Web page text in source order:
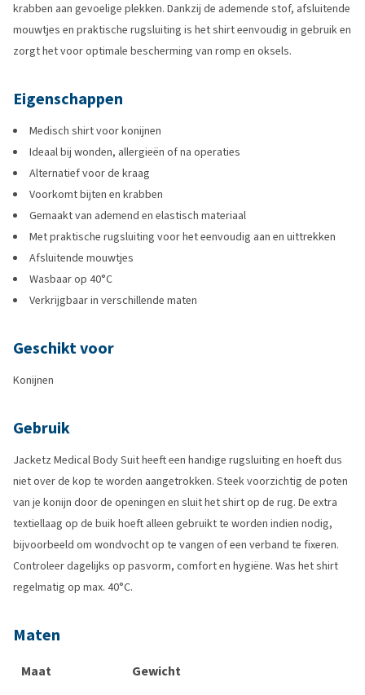
krabben aan gevoelige plekken. Dankzij de ademende stof, afsluitende
mouwtjes en praktische rugsluiting is het shirt eenvoudig in gebruik en
zorgt het voor optimale bescherming van romp en oksels.
Eigenschappen
Medisch shirt voor konijnen
Ideaal bij wonden, allergieën of na operaties
Alternatief voor de kraag
Voorkomt bijten en krabben
Gemaakt van ademend en elastisch materiaal
Met praktische rugsluiting voor het eenvoudig aan en uittrekken
Afsluitende mouwtjes
Wasbaar op 40°C
Verkrijgbaar in verschillende maten
Geschikt voor
Konijnen
Gebruik
Jacketz Medical Body Suit heeft een handige rugsluiting en hoeft dus
niet over de kop te worden aangetrokken. Steek voorzichtig de poten
van je konijn door de openingen en sluit het shirt op de rug. De extra
textiellaag op de buik hoeft alleen gebruikt te worden indien nodig,
bijvoorbeeld om wondvocht op te vangen of een verband te fixeren.
Controleer dagelijks op pasvorm, comfort en hygiëne. Was het shirt
regelmatig op max. 40°C.
Maten
Maat
Gewicht